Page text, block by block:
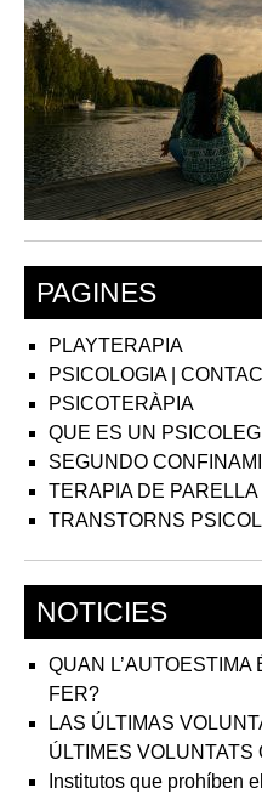
PAGINES
PLAYTERAPIA
PSICOLOGIA |
PSICOTERÀPIA
QUE ES UN
SEGUNDO
TERAPIA DE PARELLA
TRANSTORNS
NOTICIES
QUAN
FER?
LAS ÚLTIMAS
ÚLTIMES VOLUNTATS
Institutos que prohíben